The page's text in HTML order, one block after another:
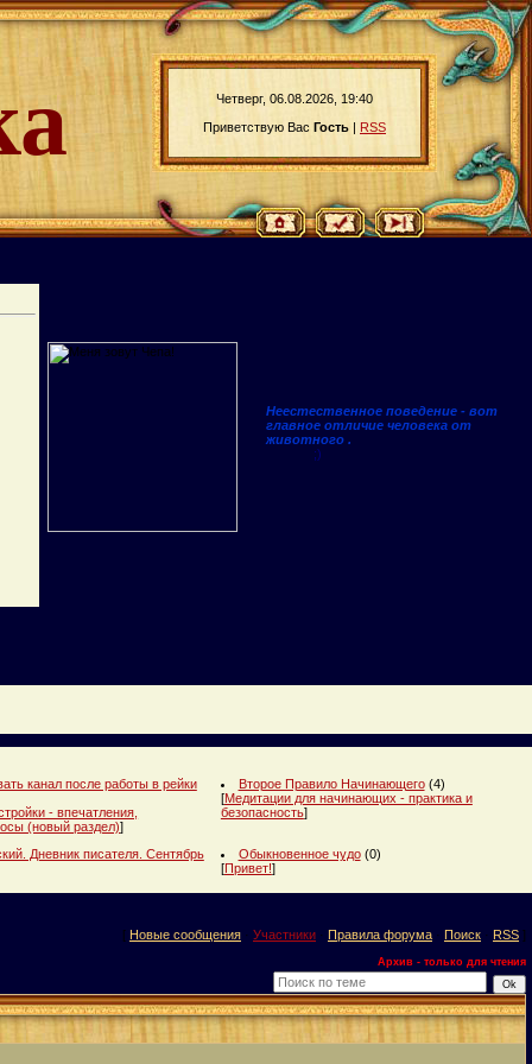
Четверг, 06.08.2026, 19:40
Приветствую Вас Гость | RSS
Неестественное поведение - вот
главное отличие человека от
животного .
;)
канал после работы в рейки
- впечатления,
(новый раздел)]
Второе Правило Начинающего (4)
[Медитации для начинающих - практика и
безопасность]
Дневник писателя. Сентябрь
Обыкновенное чудо (0)
[Привет!]
[ Новые сообщения · Участники · Правила форума · Поиск · RSS ]
Архив - только для чтения